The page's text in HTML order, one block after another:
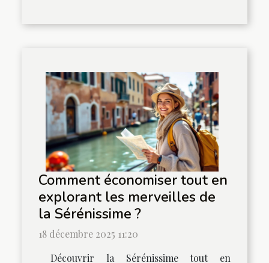
Comment économiser tout en
explorant les merveilles de
la Sérénissime ?
18 décembre 2025 11:20
Découvrir la Sérénissime tout en